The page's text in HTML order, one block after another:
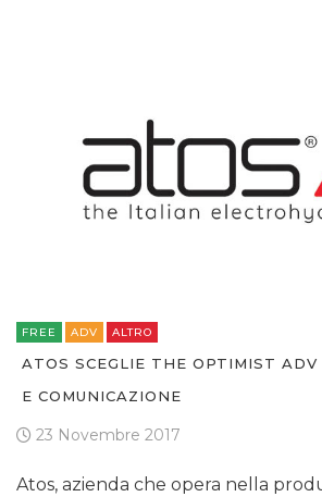
FREE ADV ALTRO
ATOS SCEGLIE THE OPTIMIST
E COMUNICAZIONE
23 Novembre 2017
Atos, azienda che opera nella